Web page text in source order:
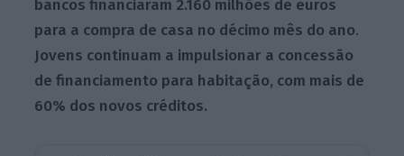
bancos financiaram 2.160 milhões de euros
para a compra de casa no décimo mês do ano.
Jovens continuam a impulsionar a concessão
de financiamento para habitação, com mais de
60% dos novos créditos.